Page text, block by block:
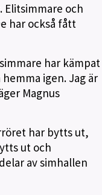
Elitsimmare och
har också fått
har kämpat
igen. Jag är
Magnus
har bytts ut,
ut och
av simhallen